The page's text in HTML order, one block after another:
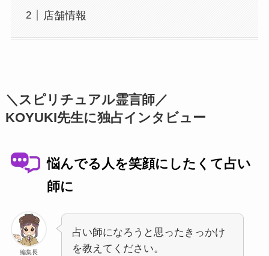
店舗情報
＼スピリチュアル霊言師／
KOYUKI先生に独占インタビュー
悩んでる人を笑顔にしたくて占い
師に
編集長
占い師になろうと思ったきっかけ
を教えてください。